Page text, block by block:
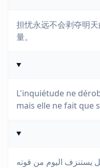
担忧永远不会剥夺明
量。
L'inquiétude ne
mais elle ne fait que